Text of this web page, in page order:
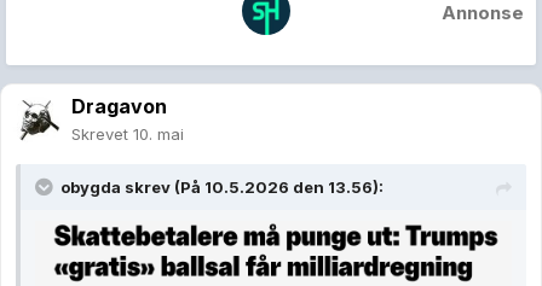
Annonse
Dragavon
Skrevet 10. mai
obygda skrev (På 10.5.2026 den 13.56):